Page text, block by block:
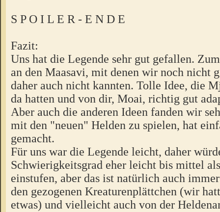
S P O I L E R - E N D E
Fazit:
Uns hat die Legende sehr gut gefallen.
an den Maasavi, mit denen wir noch nicht
daher auch nicht kannten. Tolle Idee, die
da hatten und von dir, Moai, richtig gut
Aber auch die anderen Ideen fanden wir
mit den "neuen" Helden zu spielen, hat
gemacht.
Für uns war die Legende leicht, daher
Schwierigkeitsgrad eher leicht bis mittel
einstufen, aber das ist natürlich auch
den gezogenen Kreaturenplättchen (wir
etwas) und vielleicht auch von der